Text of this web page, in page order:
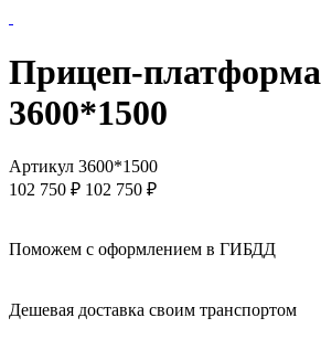
Прицеп-платформа
3600*1500
Артикул 3600*1500
102 750 ₽ 102 750 ₽
Поможем с оформлением в ГИБДД
Дешевая доставка своим транспортом